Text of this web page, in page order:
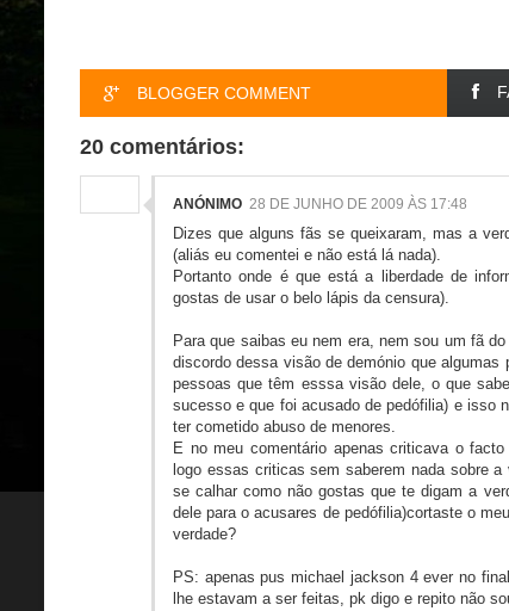
BLOGGER COMMENT
20 comentários:
ANÓNIMO 28 DE JUNHO DE 2009 ÀS 17:48
Dizes que alguns fãs se queixaram, mas a
(aliás eu comentei e não está lá nada).
Portanto onde é que está a liberdade de
gostas de usar o belo lápis da censura).
Para que saibas eu nem era, nem sou um fã
discordo dessa visão de demónio que
pessoas que têm esssa visão dele, o que
sucesso e que foi acusado de pedófilia) e isso
ter cometido abuso de menores.
E no meu comentário apenas criticava o
logo essas criticas sem saberem nada sobre
se calhar como não gostas que te digam a
dele para o acusares de pedófilia)cortaste o
verdade?
PS: apenas pus michael jackson 4 ever no
lhe estavam a ser feitas, pk digo e repito não